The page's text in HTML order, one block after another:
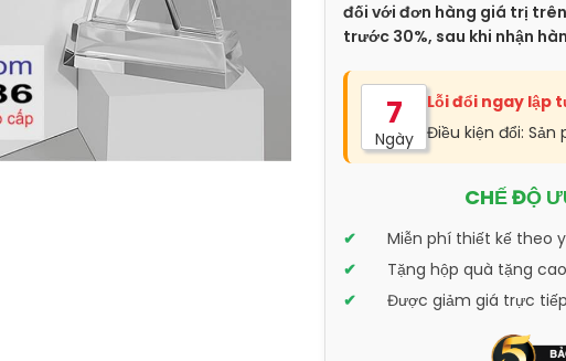
đối với đơn hàng giá trị
trước 30%, sau khi nhận
7
Ngày
Lỗi đổi ngay lập
Điều kiện đổi:
CHẾ ĐỘ
Miễn phí thiết kế theo
Tặng hộp quà tặng
Được giảm giá trực